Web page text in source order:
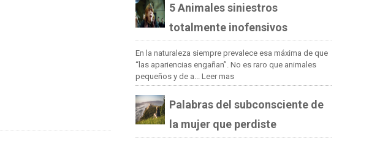
5 Animales siniestros
totalmente inofensivos
En la naturaleza siempre prevalece esa máxima de que
“las apariencias engañan”. No es raro que animales
pequeños y de a... Leer mas
Palabras del subconsciente de
la mujer que perdiste